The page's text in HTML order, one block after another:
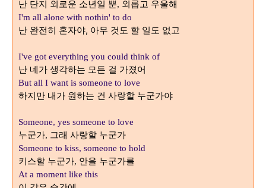
난 단지 외로운 소년일 뿐, 외롭고 우울해
I'm all alone with nothin' to do
난 완전히 혼자야, 아무 것도 할 일도 없고
I've got everything you could think of
난 네가 생각하는 모든 걸 가졌어
But all I want is someone to love
하지만 내가 원하는 건 사랑할 누군가야
Someone, yes someone to love
누군가, 그래 사랑할 누군가
Someone to kiss, someone to hold
키스할 누군가, 안을 누군가를
At a moment like this